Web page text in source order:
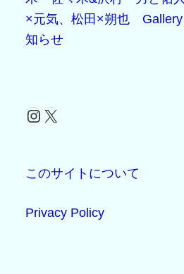
×元気、松田×朔也
Gallery
知らせ
Instagram
X
このサイトについて
Privacy Policy